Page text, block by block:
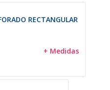
RECTANGULAR
+ Medidas